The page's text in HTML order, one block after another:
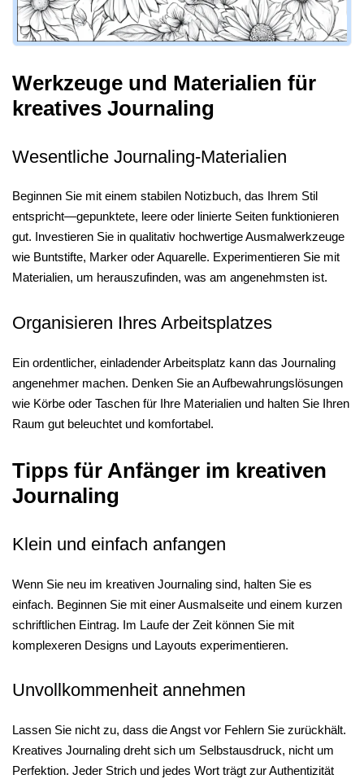
Werkzeuge und Materialien für
kreatives Journaling
Wesentliche Journaling-Materialien
Beginnen Sie mit einem stabilen Notizbuch, das Ihrem Stil
entspricht—gepunktete, leere oder linierte Seiten funktionieren
gut. Investieren Sie in qualitativ hochwertige Ausmalwerkzeuge
wie Buntstifte, Marker oder Aquarelle. Experimentieren Sie mit
Materialien, um herauszufinden, was am angenehmsten ist.
Organisieren Ihres Arbeitsplatzes
Ein ordentlicher, einladender Arbeitsplatz kann das Journaling
angenehmer machen. Denken Sie an Aufbewahrungslösungen
wie Körbe oder Taschen für Ihre Materialien und halten Sie Ihren
Raum gut beleuchtet und komfortabel.
Tipps für Anfänger im kreativen
Journaling
Klein und einfach anfangen
Wenn Sie neu im kreativen Journaling sind, halten Sie es
einfach. Beginnen Sie mit einer Ausmalseite und einem kurzen
schriftlichen Eintrag. Im Laufe der Zeit können Sie mit
komplexeren Designs und Layouts experimentieren.
Unvollkommenheit annehmen
Lassen Sie nicht zu, dass die Angst vor Fehlern Sie zurückhält.
Kreatives Journaling dreht sich um Selbstausdruck, nicht um
Perfektion. Jeder Strich und jedes Wort trägt zur Authentizität